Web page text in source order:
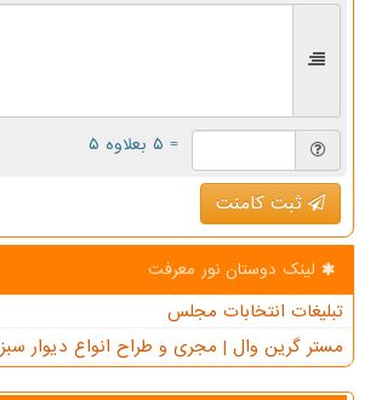
= ۵ بعلاوه ۵
ثبت کامنت
لینک دوستان نور معرفت
تبلیغات انتخابات مجلس
مستر گرین وال | مجری و طراح انواع دیوار سبز